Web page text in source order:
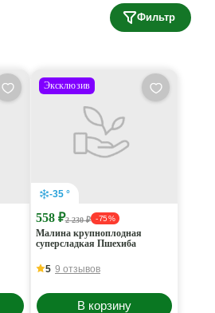
Фильтр
Эксклюзив
-35 °
558 ₽2 230 ₽ - 75 %
Малина крупноплодная
суперсладкая Пшехиба
5 9 отзывов
В корзину